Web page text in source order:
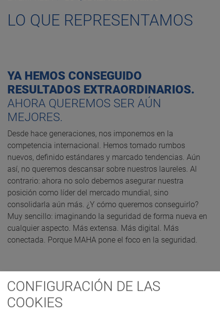
LO QUE REPRESENTAMOS
YA HEMOS CONSEGUIDO
RESULTADOS EXTRAORDINARIOS.
AHORA QUEREMOS SER AÚN
MEJORES.
Desde hace generaciones, nos imponemos en la
competencia internacional. Hemos tomado rumbos
nuevos, definido estándares y marcado tendencias. Aún
así, no queremos descansar sobre nuestros laureles. Al
contrario: ahora no solo debemos asegurar nuestra
posición como líder del mercado mundial, sino
consolidarla aún más. ¿Y cómo queremos conseguirlo?
Muy sencillo: imaginando la seguridad de forma nueva en
cualquier aspecto. Más extensa. Más digital. Más
conectada. Porque MAHA pone el foco en la seguridad.
CONFIGURACIÓN DE LAS
COOKIES